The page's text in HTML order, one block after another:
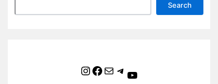
Search
Instagram Facebook Mail Telegram YouTube